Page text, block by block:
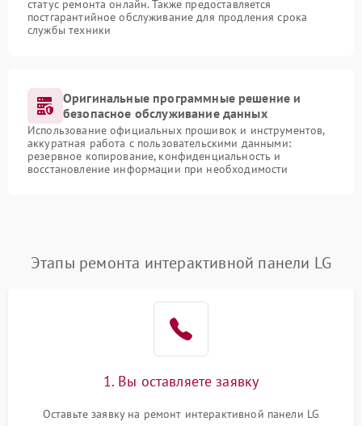
статус ремонта онлайн. Также предоставляется
постгарантийное обслуживание для продления срока
службы техники
Оригинальные программные решение и
безопасное обслуживание данных
Использование официальных прошивок и инструментов,
аккуратная работа с пользовательскими данными:
резервное копирование, конфиденциальность и
восстановление информации при необходимости
Этапы ремонта интерактивной панели LG
1. Вы оставляете заявку
Оставьте заявку на ремонт интерактивной панели LG